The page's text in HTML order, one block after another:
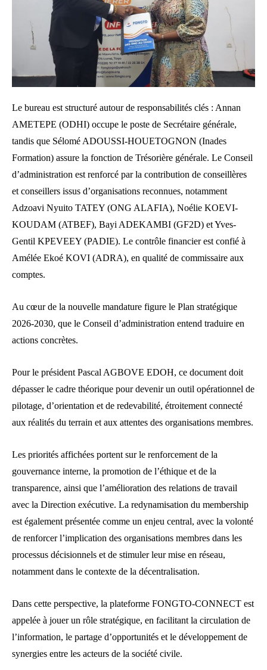
Le bureau est structuré autour de responsabilités clés : Annan
AMETEPE (ODHI) occupe le poste de Secrétaire générale,
tandis que Sélomé ADOUSSI-HOUETOGNON (Inades
Formation) assure la fonction de Trésorière générale. Le Conseil
d’administration est renforcé par la contribution de conseillères
et conseillers issus d’organisations reconnues, notamment
Adzoavi Nyuito TATEY (ONG ALAFIA), Noélie KOEVI-
KOUDAM (ATBEF), Bayi ADEKAMBI (GF2D) et Yves-
Gentil KPEVEEY (PADIE). Le contrôle financier est confié à
Amélée Ekoé KOVI (ADRA), en qualité de commissaire aux
comptes.
Au cœur de la nouvelle mandature figure le Plan stratégique
2026-2030, que le Conseil d’administration entend traduire en
actions concrètes.
Pour le président Pascal AGBOVE EDOH, ce document doit
dépasser le cadre théorique pour devenir un outil opérationnel de
pilotage, d’orientation et de redevabilité, étroitement connecté
aux réalités du terrain et aux attentes des organisations membres.
Les priorités affichées portent sur le renforcement de la
gouvernance interne, la promotion de l’éthique et de la
transparence, ainsi que l’amélioration des relations de travail
avec la Direction exécutive. La redynamisation du membership
est également présentée comme un enjeu central, avec la volonté
de renforcer l’implication des organisations membres dans les
processus décisionnels et de stimuler leur mise en réseau,
notamment dans le contexte de la décentralisation.
Dans cette perspective, la plateforme FONGTO-CONNECT est
appelée à jouer un rôle stratégique, en facilitant la circulation de
l’information, le partage d’opportunités et le développement de
synergies entre les acteurs de la société civile.